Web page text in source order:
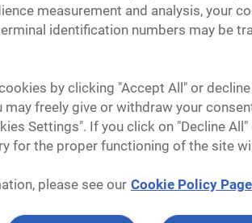
measurement and analysis, your
identification numbers may be
by clicking "Accept All" or
may freely give or withdraw your
Settings". If you click on "Decline
for the proper functioning of the site
please see our Cookie Policy Page